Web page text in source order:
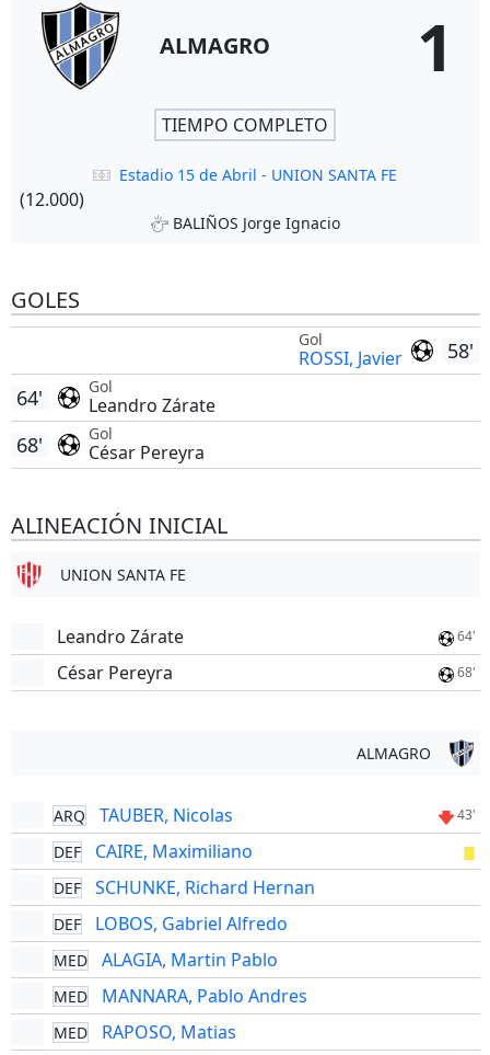
ALMAGRO 1
TIEMPO COMPLETO
Estadio 15 de Abril - UNION SANTA FE
(12.000)
BALIÑOS Jorge Ignacio
GOLES
58'
Gol
ROSSI, Javier
Gol
Leandro Zárate
64'
Gol
César Pereyra
68'
ALINEACIÓN INICIAL
UNION SANTA FE
Leandro Zárate 64'
César Pereyra 68'
ALMAGRO
ARQ TAUBER, Nicolas 43'
DEF CAIRE, Maximiliano
DEF SCHUNKE, Richard Hernan
DEF LOBOS, Gabriel Alfredo
MED ALAGIA, Martin Pablo
MED MANNARA, Pablo Andres
MED RAPOSO, Matias